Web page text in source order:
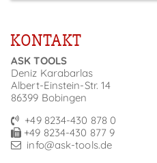
KONTAKT
ASK TOOLS
Deniz Karabarlas
Albert-Einstein-Str. 14
86399 Bobingen
+49 8234-430 878 0
+49 8234-430 877 9
info@ask-tools.de